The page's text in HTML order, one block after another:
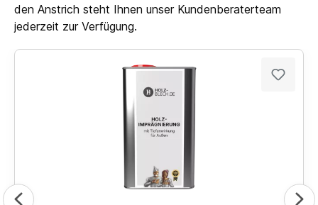
den Anstrich steht Ihnen unser Kundenberaterteam
jederzeit zur Verfügung.